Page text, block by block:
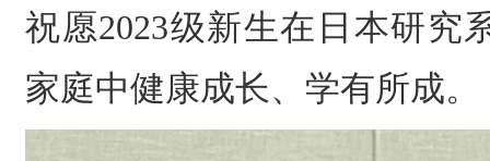
祝愿2023级新生在日本研究
家庭中健康成长、学有所成。